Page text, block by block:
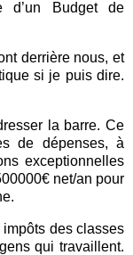
d’un Budget de
derrière nous, et
si je puis dire.
la barre. Ce
de dépenses, à
exceptionnelles
net/an pour
impôts des classes
qui travaillent.